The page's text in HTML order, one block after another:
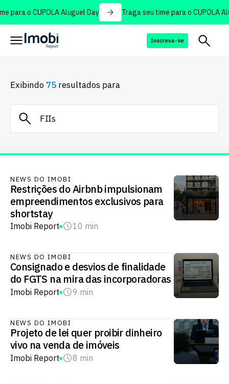
para o CUPOLA Aluguel Day Traga seu time para o CUPOLA
Inscreva-se
Exibindo 75 resultados para
NEWS DO IMOBI
Restrições do Airbnb impulsionam
empreendimentos exclusivos para
shortstay
Imobi Report 10 min
NEWS DO IMOBI
Consignado e desvios de finalidade
do FGTS na mira das incorporadoras
Imobi Report 9 min
NEWS DO IMOBI
Projeto de lei quer proibir dinheiro
vivo na venda de imóveis
Imobi Report 8 min